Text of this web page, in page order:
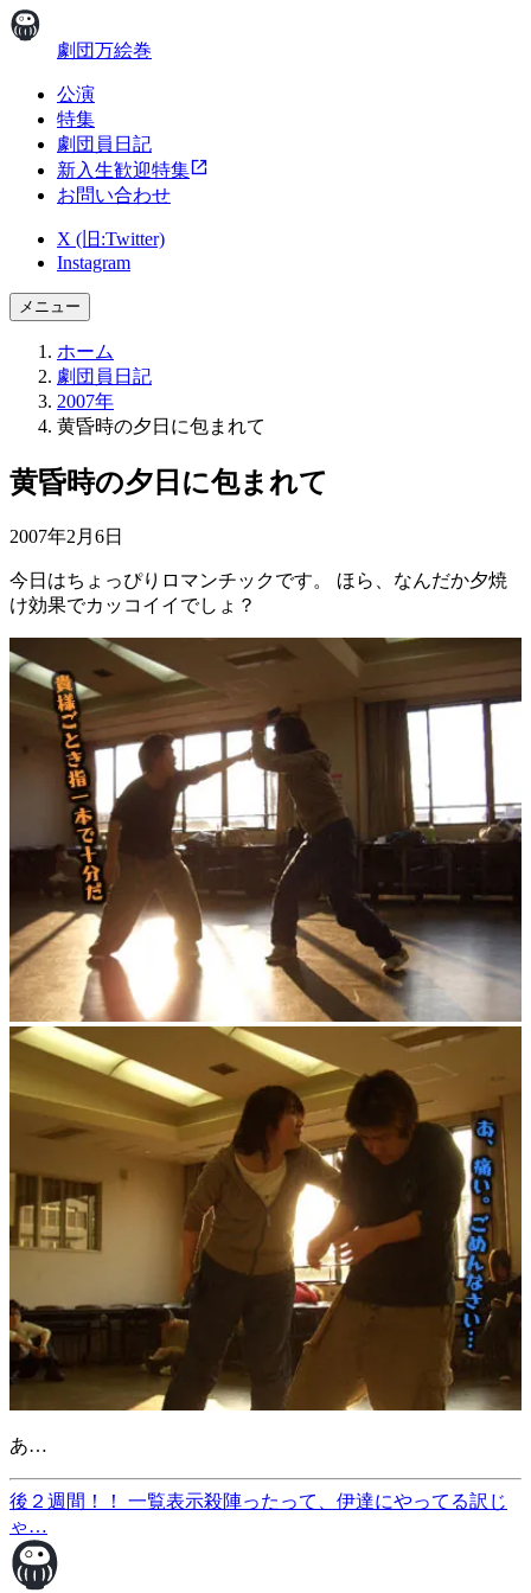
劇団万絵巻
公演
特集
劇団員日記
新入生歓迎特集
お問い合わせ
X (旧:Twitter)
Instagram
メニュー
ホーム
劇団員日記
2007年
黄昏時の夕日に包まれて
黄昏時の夕日に包まれて
2007年2月6日
今日はちょっぴりロマンチックです。 ほら、なんだか夕焼
け効果でカッコイイでしょ？
あ…
後２週間！！ 一覧表示殺陣ったって、伊達にやってる訳じ
ゃ…